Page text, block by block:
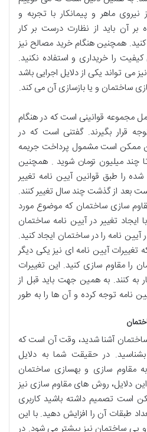
نیروی ماهر و پیمانکار با تجربه و
آن باید از نظارت درست بر کار
همچنین هنگام خرید مصالح نیز
را خریداری و استفاده نکنید.
می تواند یکی از دلایل اجرایی باشد
ساختمان و یا بازسازی آن می کند.
مجموعه قوانینی است که در هنگام
قرار بگیرند. گفتنی است که در
ممکن است مشمول پرداخت جریمه
چند میلیون تومان شوید . همچنین
را طبق قوانین آیین نامه تغییر
بعد از گذشت چند سال تغییر کنند.
سازی ساختمان که موضوع مورد
تغییر در آیین نامه ساختمان
نامه را در ساختمان ایجاد کنید.
تغییرات آیین نامه ای نیز یکی دیگر
را مقاوم سازی کنید. این تغییرات
کنند. به همین جهت باید قبل از
نامه توجه کرده و آن ها را به طور
ساختمان آشنا شدید، وقت آن است که
در حقیقت شما به دلایل
مقاوم سازی و بهسازی ساختمان
این دلایل، روش های مقاوم سازی نیز
است تصمیم داشته باشید کاربری
طبقات آن را افزایش دهید. با این
پی ساختمان نیز بیشتر می شود. در